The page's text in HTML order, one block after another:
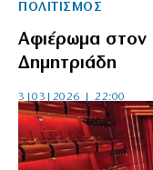
ΠΟΛΙΤΙΣΜΟΣ
Αφιέρωμα στον
Δημητριάδη
3|03|2026 | 22:00